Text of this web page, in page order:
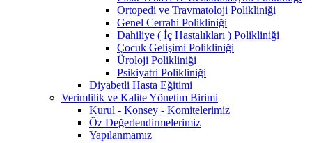
Ortopedi ve Travmatoloji Polikliniği
Genel Cerrahi Polikliniği
Dahiliye ( İç Hastalıkları ) Polikliniği
Çocuk Gelişimi Polikliniği
Üroloji Polikliniği
Psikiyatri Polikliniği
Diyabetli Hasta Eğitimi
Verimlilik ve Kalite Yönetim Birimi
Kurul - Konsey - Komitelerimiz
Öz Değerlendirmelerimiz
Yapılanmamız